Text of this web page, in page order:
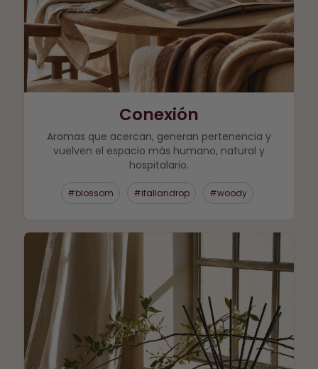
Conexión
Aromas que acercan, generan pertenencia y
vuelven el espacio más humano, natural y
hospitalario.
#blossom #italiandrop #woody